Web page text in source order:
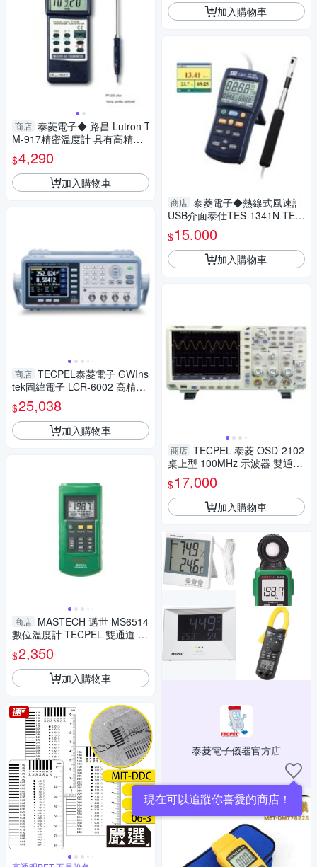
商店 泰菱電子◆ 路昌 Lutron T
M-917精密溫度計 具有高精度
（0.01度） TECPEL
$4,290
加入購物車
商店 TECPEL泰菱電子 GWIns
tek固緯電子 LCR-6002 高精度
LCR 測試儀10Hz~2kHz RS-23
2
$25,038
加入購物車
商店 MASTECH 邁世 MS6514
數位溫度計 TECPEL 雙通道 儲
存1000組 電腦連線
$2,350
加入購物車
加入購物車
商店 泰菱電子◆熱線式風速計
USB介面泰仕TES-1341N TEC
PEL
$15,000
加入購物車
商店 TECPEL 泰菱 OSD-2102
桌上型 100MHz 示波器 雙通道
取樣1GS/s 40M記憶 螢幕8吋
超贈點5倍送
$17,000
加入購物車
泰菱電子儀器官方店
現在可以追蹤你喜愛的商店！